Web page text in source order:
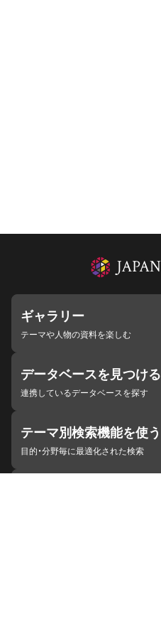
ギャラリー
テーマや人物の資料を楽しむ
データベースを見つける
連携しているデータベースを探す
テーマ別検索機能を使う
目的・分野毎に最適化された検索